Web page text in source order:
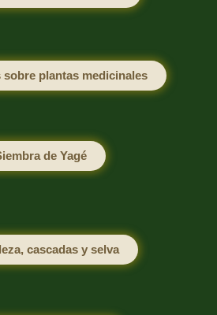
sobre plantas medicinales
de Yagé
cascadas y selva